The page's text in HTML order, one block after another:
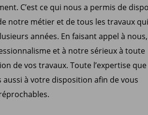
C’est ce qui nous a permis de
notre métier et de tous les travaux
années. En faisant appel à
et à notre sérieux à toute
de vos travaux. Toute l’expertise
à votre disposition afin de vous